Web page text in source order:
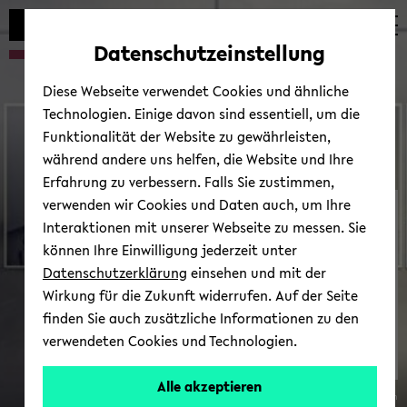
Automatische
vermeiden
zum
wechseln
zum
wechseln
zum
wechseln
Abteilung für ­Psychologie:
Arbeitseinheit 04
© las­se­de­si­gnen/Shut­ter­stock.com
Datenschutzeinstellung
Diese Webseite verwendet Cookies und ähnliche
Technologien. Einige davon sind essentiell, um die
Funktionalität der Website zu gewährleisten,
während andere uns helfen, die Website und Ihre
Erfahrung zu verbessern. Falls Sie zustimmen,
verwenden wir Cookies und Daten auch, um Ihre
Interaktionen mit unserer Webseite zu messen. Sie
können Ihre Einwilligung jederzeit unter
Datenschutzerklärung einsehen und mit der
Wirkung für die Zukunft widerrufen. Auf der Seite
finden Sie auch zusätzliche Informationen zu den
verwendeten Cookies und Technologien.
Alle akzeptieren